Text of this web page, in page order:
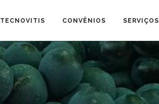
TECNOVITIS CONVÊNIOS SERVIÇOS